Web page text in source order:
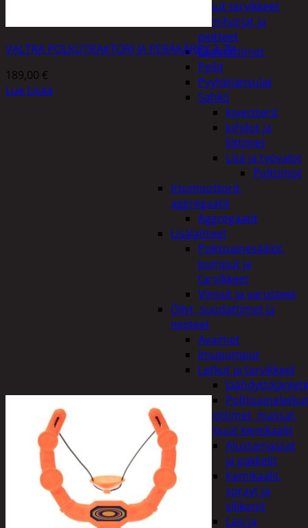
muut tarvikkeet
Lumiharjat ja
peitteet
Lämmittimet
Peilit
Pyyhkijänsulat
Sähkö
Invertterit
Johdot ja
liittimet
Lisä ja työvalot
Polttimot
Irtomoottorit,
aggregaatit
Aggregaatit
Lisälaitteet
Polttoainesäiliöt,
pumput ja
tarvikkeet
Vinssit ja varusteet
Öljyt, suodattimet ja
nesteet
Avaimet
Imupumput
Letkut ja tarvikkeet
Polttoaineletkut
Liuottimet, massat,
ja muut kemikaalit
Alustamassat
ja pakkelit
Kemikaalit,
sprayt ja
silikonit
Lasi ja
VALTRA POLKUTRAKTORI JA PERÄKÄRRY 3-7V
189,00 €
Lue Lisää